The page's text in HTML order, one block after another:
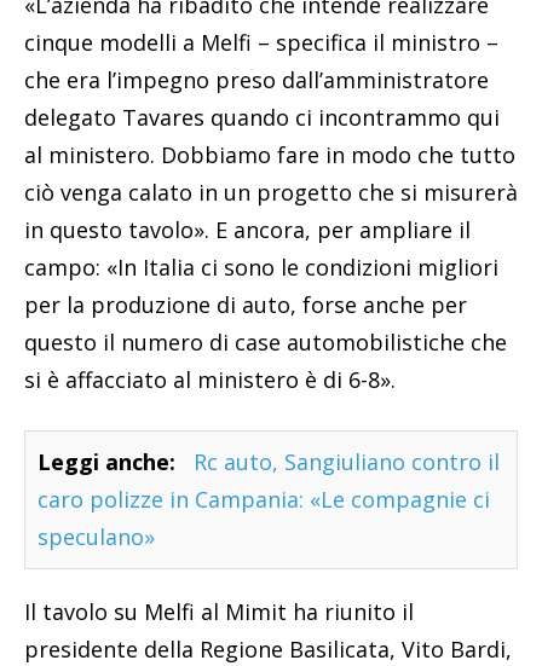
cinque modelli a Melfi – specifica il ministro –
che era l’impegno preso dall’amministratore
delegato Tavares quando ci incontrammo qui
al ministero. Dobbiamo fare in modo che tutto
ciò venga calato in un progetto che si misurerà
in questo tavolo». E ancora, per ampliare il
campo: «In Italia ci sono le condizioni migliori
per la produzione di auto, forse anche per
questo il numero di case automobilistiche che
si è affacciato al ministero è di 6-8».
Leggi anche:
Rc auto, Sangiuliano contro il
caro polizze in Campania: «Le compagnie ci
speculano»
Il tavolo su Melfi al Mimit ha riunito il
presidente della Regione Basilicata, Vito Bardi,